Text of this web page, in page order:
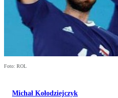
Foto: ROL
Michał Kołodziejczyk